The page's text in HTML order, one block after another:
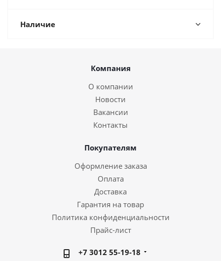
Наличие
Компания
О компании
Новости
Вакансии
Контакты
Покупателям
Оформление заказа
Оплата
Доставка
Гарантия на товар
Политика конфиденциальности
Прайс-лист
+7 3012 55-19-18